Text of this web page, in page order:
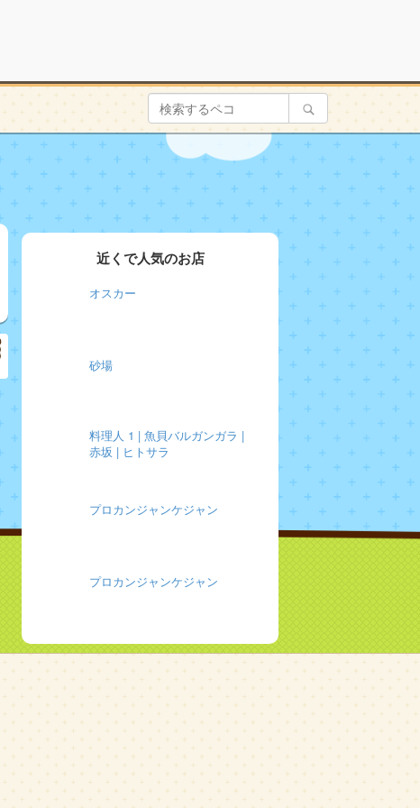
近くで人気のお店
オスカー
砂場
料理人 1 | 魚貝バルガンガラ |
赤坂 | ヒトサラ
プロカンジャンケジャン
プロカンジャンケジャン